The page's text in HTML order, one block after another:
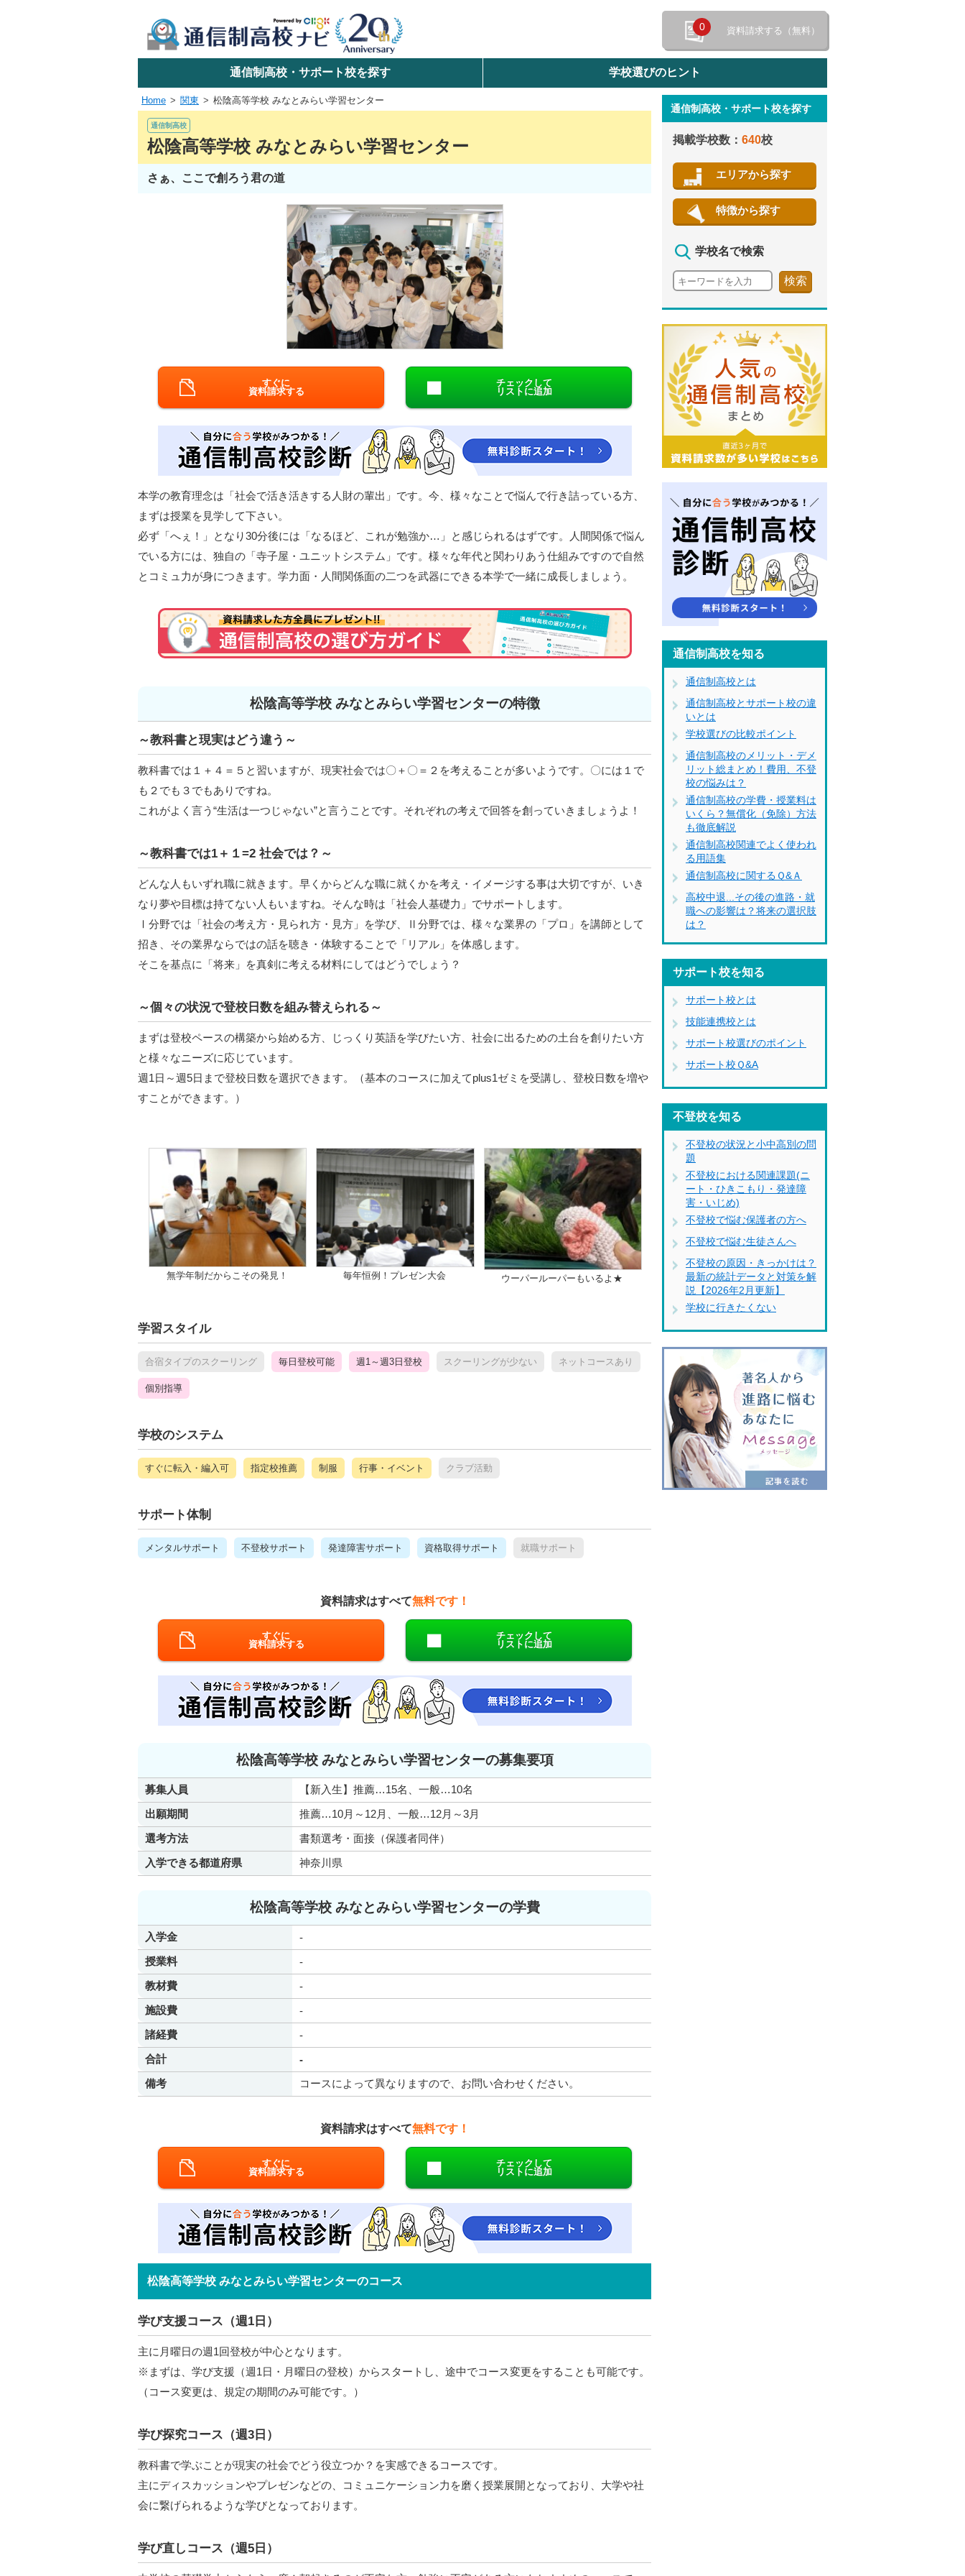
0 資料請求する（無料）
学校名で探す
検索
エリアを選択して探す
関東
北陸・甲信越
中国
九州・沖縄
閉じる
通信制高校・サポート校を探す 学校選びのヒント
Home 関東 松陰高等学校 みなとみらい学習センター
通信制高校
松陰高等学校 みなとみらい学習センター
さぁ、ここで創ろう君の道
すぐに
資料請求する
チェックして
リストに追加
本学の教育理念は「社会で活き活きする人財の輩出」です。今、様々なことで悩んで行き詰っている方、
まずは授業を見学して下さい。
必ず「へぇ！」となり30分後には「なるほど、これが勉強か…」と感じられるはずです。人間関係で悩ん
でいる方には、独自の「寺子屋・ユニットシステム」です。様々な年代と関わりあう仕組みですので自然
とコミュ力が身につきます。学力面・人間関係面の二つを武器にできる本学で一緒に成長しましょう。
松陰高等学校 みなとみらい学習センターの特徴
～教科書と現実はどう違う～
教科書では１＋４＝５と習いますが、現実社会では〇＋〇＝２を考えることが多いようです。〇には１で
も２でも３でもありですね。
これがよく言う“生活は一つじゃない”と言うことです。それぞれの考えで回答を創っていきましょうよ！
～教科書では1＋１=2 社会では？～
どんな人もいずれ職に就きます。早くからどんな職に就くかを考え・イメージする事は大切ですが、いき
なり夢や目標は持てない人もいますね。そんな時は「社会人基礎力」でサポートします。
Ⅰ分野では「社会の考え方・見られ方・見方」を学び、Ⅱ分野では、様々な業界の「プロ」を講師として
招き、その業界ならではの話を聴き・体験することで「リアル」を体感します。
そこを基点に「将来」を真剣に考える材料にしてはどうでしょう？
～個々の状況で登校日数を組み替えられる～
まずは登校ペースの構築から始める方、じっくり英語を学びたい方、社会に出るための土台を創りたい方
と様々なニーズに応じています。
週1日～週5日まで登校日数を選択できます。（基本のコースに加えてplus1ゼミを受講し、登校日数を増や
すことができます。）
無学年制だからこその発見！ 毎年恒例！プレゼン大会 ウーパールーパーもいるよ★
学習スタイル
合宿タイプのスクーリング 毎日登校可能 週1～週3日登校 スクーリングが少ない ネットコースあり
個別指導
学校のシステム
すぐに転入・編入可 指定校推薦 制服 行事・イベント クラブ活動
サポート体制
メンタルサポート 不登校サポート 発達障害サポート 資格取得サポート 就職サポート
資料請求はすべて無料です！
すぐに
資料請求する
チェックして
リストに追加
松陰高等学校 みなとみらい学習センターの募集要項
募集人員
【新入生】推薦…15名、一般…10名
出願期間
推薦…10月～12月、一般…12月～3月
選考方法
書類選考・面接（保護者同伴）
入学できる都道府県
神奈川県
松陰高等学校 みなとみらい学習センターの学費
入学金
-
授業料
-
教材費
-
施設費
-
諸経費
-
合計
-
備考
コースによって異なりますので、お問い合わせください。
資料請求はすべて無料です！
すぐに
資料請求する
チェックして
リストに追加
松陰高等学校 みなとみらい学習センターのコース
学び支援コース（週1日）
主に月曜日の週1回登校が中心となります。
※まずは、学び支援（週1日・月曜日の登校）からスタートし、途中でコース変更をすることも可能です。​
（コース変更は、規定の期間のみ可能です。）
学び探究コース（週3日）
教科書で学ぶことが現実の社会でどう役立つか？を実感できるコースです。
主にディスカッションやプレゼンなどの、コミュニケーション力を磨く授業展開となっており、大学や社
会に繋げられるような学びとなっております。
学び直しコース（週5日）
通信制高校・サポート校を探す
掲載学校数： 640校
エリアから探す
特徴から探す
学校名で検索
通信制高校を知る
通信制高校とは
通信制高校とサポート校の違
いとは
学校選びの比較ポイント
通信制高校のメリット・デメ
リット総まとめ！費用、不登
校の悩みは？
通信制高校の学費・授業料は
いくら？無償化（免除）方法
も徹底解説
通信制高校関連でよく使われ
る用語集
通信制高校に関するＱ&Ａ
高校中退...その後の進路・就
職への影響は？将来の選択肢
は？
サポート校を知る
サポート校とは
技能連携校とは
サポート校選びのポイント
サポート校Ｑ&A
不登校を知る
不登校の状況と小中高別の問
題
不登校における関連課題(ニ
ート・ひきこもり・発達障
害・いじめ)
不登校で悩む保護者の方へ
不登校で悩む生徒さんへ
不登校の原因・きっかけは？
最新の統計データと対策を解
説【2026年2月更新】
学校に行きたくない